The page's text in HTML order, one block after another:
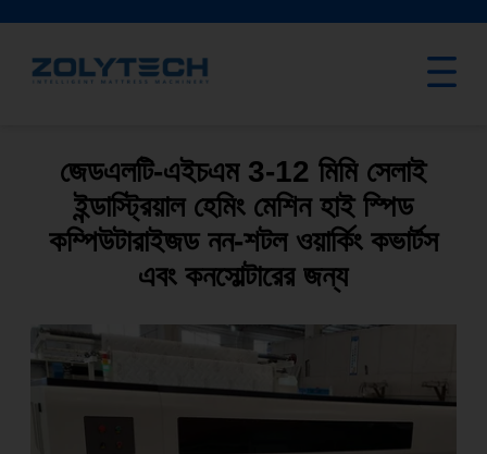
জেডএলটি-এইচএম 3-12 মিমি সেলাই
ইন্ডাস্ট্রিয়াল হেমিং মেশিন হাই স্পিড
কম্পিউটারাইজড নন-শটল ওয়ার্কিং কভার্টস
এবং কনসোল্টারের জন্য